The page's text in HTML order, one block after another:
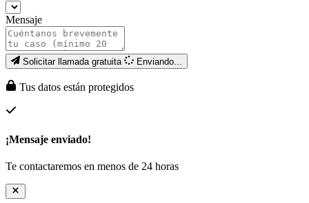
Mensaje
Solicitar llamada gratuita Enviando...
Tus datos están protegidos
¡Mensaje enviado!
Te contactaremos en menos de 24 horas